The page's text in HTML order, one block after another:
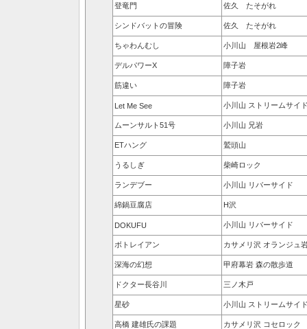
登竜門 佐久 たそがれ
シンドバットの冒険 佐久 たそがれ
ちゃわんむし 小川山 屋根岩2峰
デルパワーX 障子岩
筋違い 障子岩
Let Me See 小川山 ストリームサイ
ムーンサルト51号 小川山 兄岩
ETハング 鷲頭山
うるしぎ 柴崎ロック
ランデブー 小川山 リバーサイド
綿鍋豆腐店 H沢
DOKUFU 小川山 リバーサイド
ボトレイアン カサメリ沢 オランジュ
深海の幻想 甲府幕岩 森の散歩道
ドクター長谷川 三ノ木戸
星砂 小川山 ストリームサイ
高橋 建雄氏の課題 カサメリ沢 コセロック